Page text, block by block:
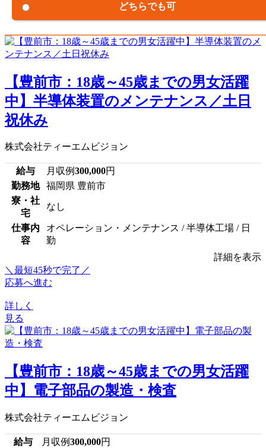
どちらでも可
【豊前市：18歳～45歳までの男女活躍
中】半導体装置のメンテナンス／土日
祝休み
株式会社ティーエムビジョン
給与 月収例300,000円
勤務地
福岡県 豊前市
寮・社
宅
なし
仕事内
容
オペレーション・メンテナンス / 半導体工場 / 日
勤
詳細を表示
＼最短45秒で完了／
応募へ進む
詳しく
見る
【豊前市：18歳～45歳までの男女活躍
中】電子部品の製造・検査
株式会社ティーエムビジョン
給与 月収例300,000円